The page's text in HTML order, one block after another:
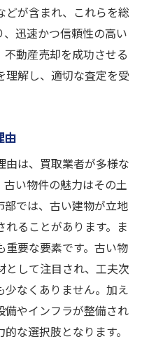
どが含まれ、これらを総
迅速かつ信頼性の高い
不動産売却を成功させる
理解し、適切な査定を受
由
由は、買取業者が多様な
古い物件の魅力はその土
部では、古い建物が立地
れることがあります。ま
重要な要素です。古い物
として注目され、工夫次
少なくありません。加え
備やインフラが整備され
な選択肢となります。